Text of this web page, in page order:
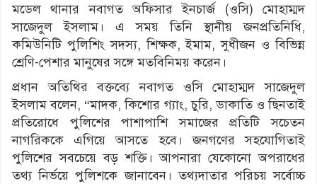
মডেল থানার নবাগত অফিসার ইনচার্জ (ওসি) মোহাম্মদ
সাজেদুল ইসলাম। এ সময় তিনি স্থানীয় জনপ্রতিনিধি,
কমিউনিটি পুলিশিং সদস্য, শিক্ষক, ইমাম, সুধীজন ও বিভিন্ন
শ্রেণি-পেশার মানুষের সঙ্গে মতবিনিময় করেন।
প্রধান অতিথির বক্তব্যে নবাগত ওসি মোহাম্মদ সাজেদুল
ইসলাম বলেন, “মাদক, কিশোর গ্যাং, চুরি, ডাকাতি ও ছিনতাই
প্রতিরোধে পুলিশের পাশাপাশি সমাজের প্রতিটি সচেতন
নাগরিককে এগিয়ে আসতে হবে। জনগণের সহযোগিতাই
পুলিশের সবচেয়ে বড় শক্তি। আপনারা যেকোনো অপরাধের
তথ্য নির্ভয়ে পুলিশকে জানাবেন। তথ্যদাতার পরিচয় সর্বোচ্চ